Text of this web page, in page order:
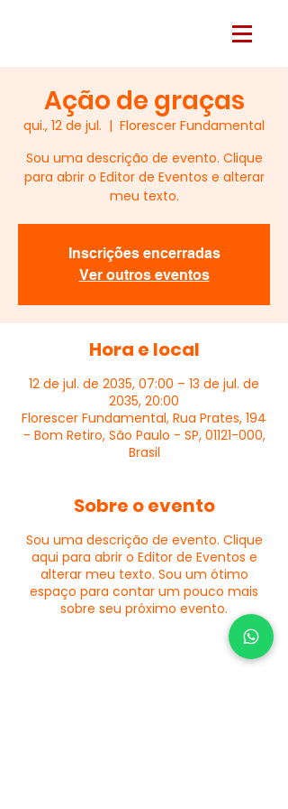
Ação de graças
qui., 12 de jul.
  |
Florescer Fundamental
Sou uma descrição de evento. Clique
para abrir o Editor de Eventos e alterar
meu texto.
Inscrições encerradas
Ver outros eventos
Hora e local
12 de jul. de 2035, 07:00 – 13 de jul. de
2035, 20:00
Florescer Fundamental, Rua Prates, 194
- Bom Retiro, São Paulo - SP, 01121-000,
Brasil
Sobre o evento
Sou uma descrição de evento. Clique
aqui para abrir o Editor de Eventos e
alterar meu texto. Sou um ótimo
espaço para contar um pouco mais
sobre seu próximo evento.